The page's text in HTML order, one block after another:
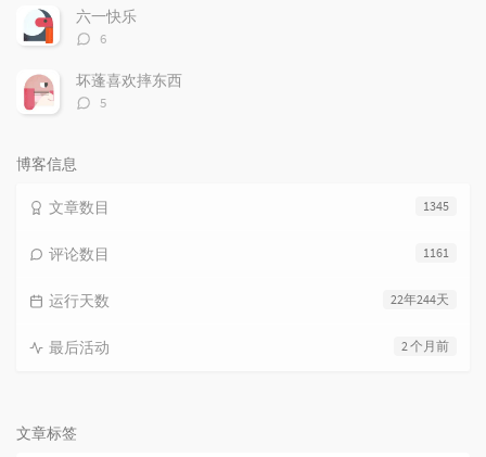
数：
六一快乐
评
数：
6
坏蓬喜欢摔东西
评
5
博客信息
1345
文章数目
1161
评论数目
22年244天
运行天数
2 个月前
最后活动
文章标签